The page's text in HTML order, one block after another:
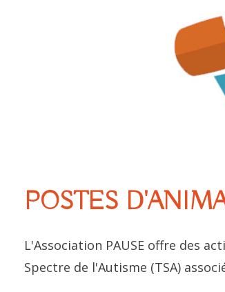
POSTES
L'Association PAUSE offre des
Spectre de l'Autisme (TSA)